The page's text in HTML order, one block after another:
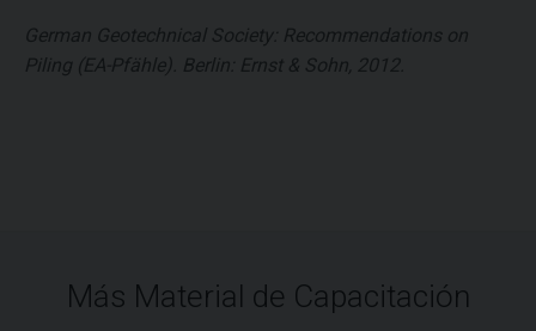
German Geotechnical Society: Recommendations on
Piling (EA-Pfähle). Berlin: Ernst & Sohn, 2012.
Más Material de Capacitación